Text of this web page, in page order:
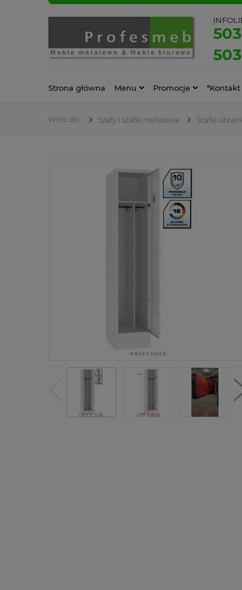
Strona główna Menu Promocje *Kontakt
Szafy i szafki metalowe Szafki